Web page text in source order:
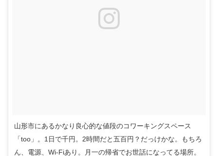
山形市にあるかなり良心的な値段のコワーキングスペース
「too」。1日で千円。2時間だと五百円？だっけかな。もちろ
ん、電源、Wi-Fiあり。月一の帰省でお世話になってる場所。